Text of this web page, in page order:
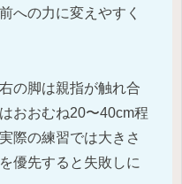
への力に変えやすく
の脚は親指が触れ合
おおむね20〜40cm程
際の練習では大きさ
優先すると失敗しに